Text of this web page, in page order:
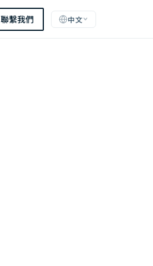
聯繫我們 中文